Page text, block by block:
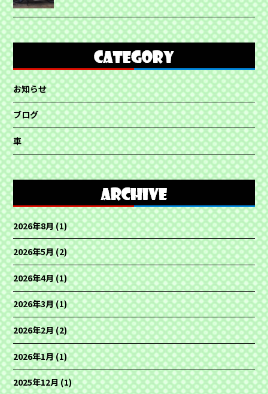
お知らせ
ブログ
車
2026年8月(1)
2026年5月(2)
2026年4月(1)
2026年3月(1)
2026年2月(2)
2026年1月(1)
2025年12月(1)